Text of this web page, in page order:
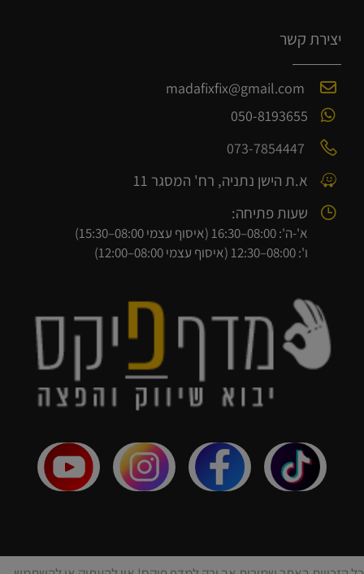
יצירת קשר
madafixfix@gmail.com
050-8193655
073-7854447
א.ת הישן נתניה, רח' המסגר 11
שעות פתיחה:
א'-ה': 08:00–16:30 (איסוף עצמי 08:00–15:30)
ו': 08:00–12:30 (איסוף עצמי 08:00–12:00)